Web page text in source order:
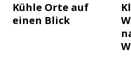
Kühle Orte auf
einen Blick